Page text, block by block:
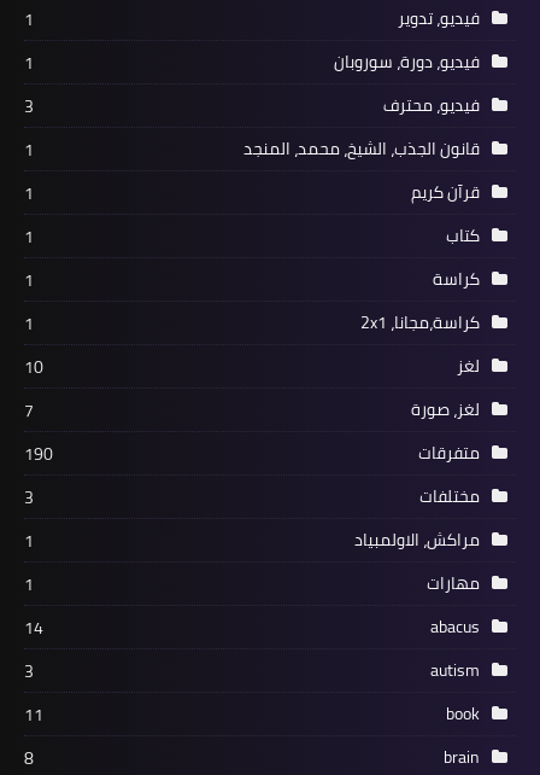
فيديو، تدوير
1
فيديو، دورة، سوروبان
1
فيديو، محترف
3
قانون الجذب، الشيخ، محمد، المنجد
1
قرآن كريم
1
كتاب
1
كراسة
1
كراسة،مجانا، 2x1
1
لغز
10
لغز، صورة
7
متفرقات
190
مختلفات
3
مراكش، الاولمبياد
1
مهارات
1
abacus
14
autism
3
book
11
brain
8